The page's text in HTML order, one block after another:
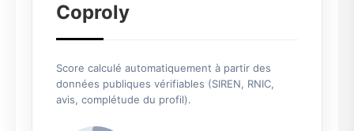
Coproly
Score calculé automatiquement à partir des
données publiques vérifiables (SIREN, RNIC,
avis, complétude du profil).